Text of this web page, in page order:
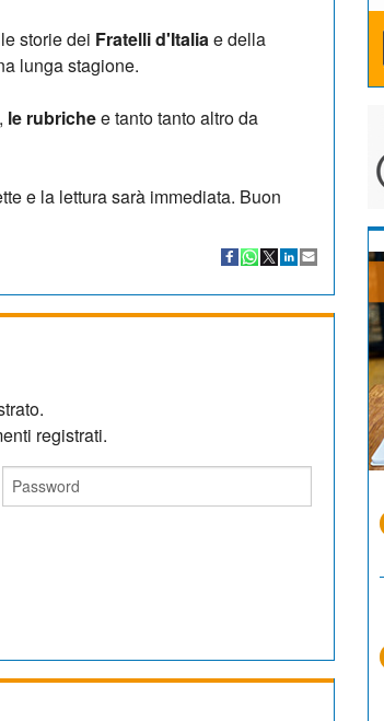
storie dei Fratelli d'Italiae della
lunga stagione.
le rubrichee tanto tanto altro da
e la lettura sarà immediata. Buon
registrati.